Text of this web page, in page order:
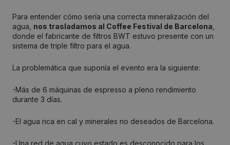
Para entender cómo sería una correcta mineralización del
agua, nos trasladamos al Coffee Festival de Barcelona
donde el fabricante de filtros BWT estuvo presente con un
sistema de triple filtro para el agua.
La problemática que suponía el evento era la siguiente:
-Más de 6 máquinas de espresso a pleno rendimiento
durante 3 días.
-El agua rica en cal y minerales no deseados de Barcelona.
-Una red de agua cuyo estado es desconocido para los